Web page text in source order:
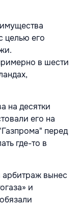
целью его
в шести
на десятки
его на
перед
где-то в
арбитраж вынес
и